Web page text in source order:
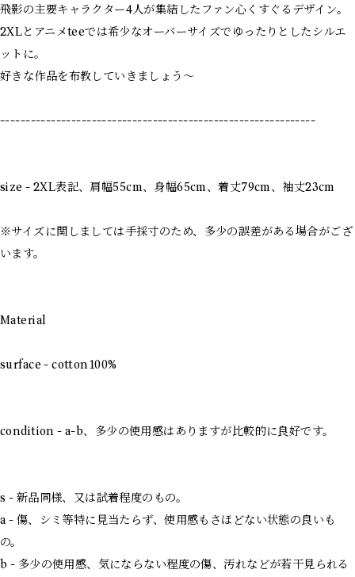
飛影の主要キャラクター4人が集結したファン心くすぐるデザイン。
2XLとアニメteeでは希少なオーバーサイズでゆったりとしたシルエ
ットに。
好きな作品を布教していきましょう〜
--------------------------------------------------------------
size - 2XL表記、肩幅55cm、身幅65cm、着丈79cm、袖丈23cm
※サイズに関しましては手採寸のため、多少の誤差がある場合がござ
います。
Material
surface - cotton100%
condition - a-b、多少の使用感はありますが比較的に良好です。
s - 新品同様、又は試着程度のもの。
a - 傷、シミ等特に見当たらず、使用感もさほどない状態の良いも
の。
b - 多少の使用感、気にならない程度の傷、汚れなどが若干見られる